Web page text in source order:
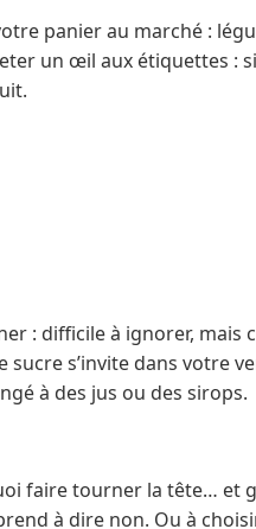
panier au marché :
un œil aux étiquettes :
: difficile à ignorer, mais
s’invite dans votre
à des jus ou des sirops.
faire tourner la tête… et
à dire non. Ou à